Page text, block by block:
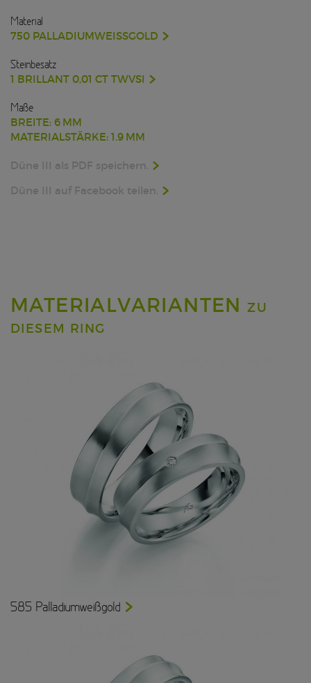
Material
750 PALLADIUMWEISSGOLD
Steinbesatz
1 BRILLANT 0,01 CT TWVSI
Maße
BREITE: 6 MM
MATERIALSTÄRKE: 1.9 MM
Düne III als PDF speichern.
Düne III auf Facebook teilen.
MATERIALVARIANTENZU
DIESEM RING
585 Palladiumweißgold